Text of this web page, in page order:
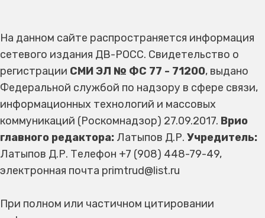
На данном сайте распространяется информация
сетевого издания ДВ-РОСС. Свидетельство о
регистрации СМИ ЭЛ № ФС 77 - 71200, выдано
Федеральной службой по надзору в сфере связи,
информационных технологий и массовых
коммуникаций (Роскомнадзор) 27.09.2017. Врио
главного редактора: Латыпов Д.Р. Учредитель:
Латыпов Д.Р. Телефон +7 (908) 448-79-49,
электронная почта primtrud@list.ru
При полном или частичном цитировании